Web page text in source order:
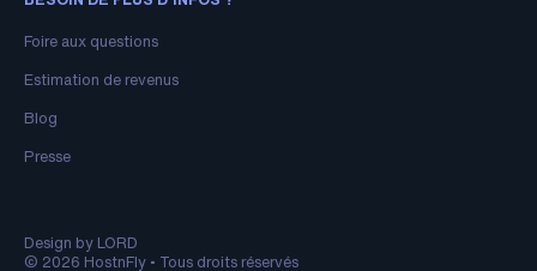
Foire aux questions
Estimation de revenus
Blog
Presse
Design by LORD
© 2026 HostnFly • Tous droits réservés